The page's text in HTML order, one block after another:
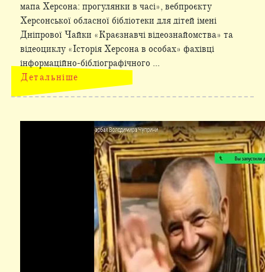
мапа Херсона: прогулянки в часі», вебпроєкту
Херсонської обласної бібліотеки для дітей імені
Дніпрової Чайки «Краєзнавчі відеознайомства» та
відеоциклу «Історія Херсона в особах» фахівці
інформаційно-бібліографічного ...
Детальніше